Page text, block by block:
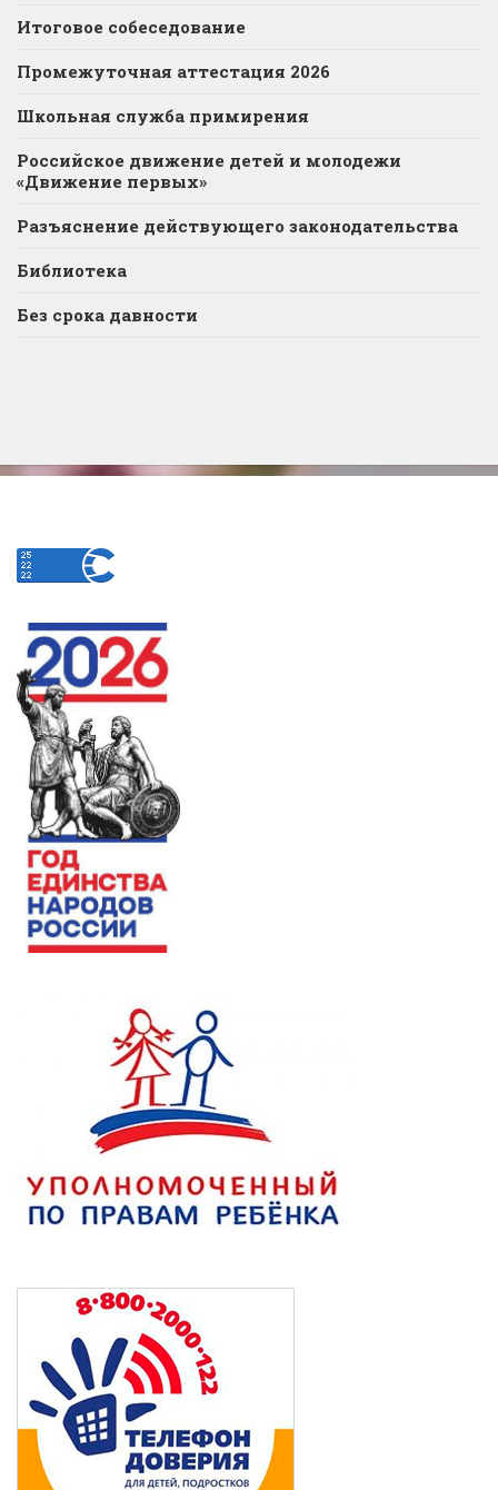
Итоговое собеседование
Промежуточная аттестация 2026
Школьная служба примирения
Российское движение детей и молодежи
«Движение первых»
Разъяснение действующего законодательства
Библиотека
Без срока давности